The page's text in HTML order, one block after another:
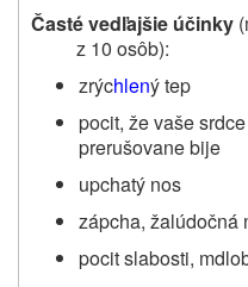
Časté vedľajšie účinky
z 10 osôb):
zrýchlený tep
pocit, že vaše
prerušovane bije
upchatý nos
zápcha, žalúdočná
pocit slabosti,